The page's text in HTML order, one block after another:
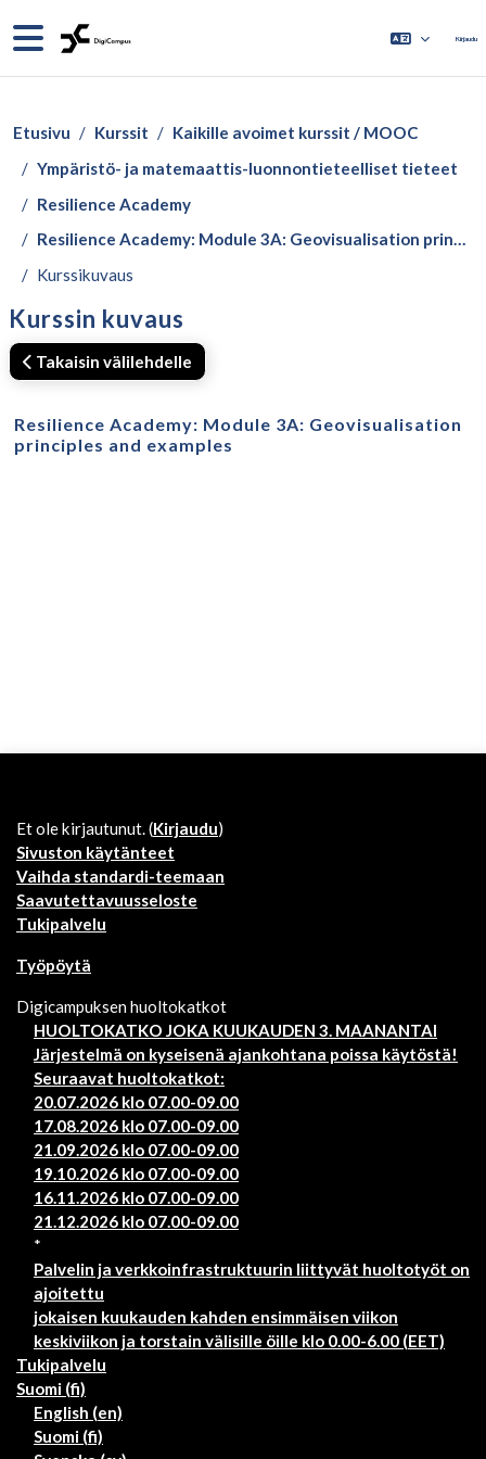
Sivupaneeli Kirjaudu
Etusivu Kurssit
Kaikille avoimet kurssit / MOOC
Ympäristö- ja matemaattis-luonnontieteelliset tieteet
Resilience Academy
Resilience Academy: Module 3A: Geovisualisation principles and examples
Kurssikuvaus
Kurssin kuvaus
Takaisin välilehdelle
Resilience Academy: Module 3A: Geovisualisation
principles and examples
Et ole kirjautunut. (Kirjaudu)
Sivuston käytänteet
Vaihda standardi-teemaan
Saavutettavuusseloste
Tukipalvelu
Työpöytä
Digicampuksen huoltokatkot
HUOLTOKATKO JOKA KUUKAUDEN 3. MAANANTAI
Järjestelmä on kyseisenä ajankohtana poissa käytöstä!
Seuraavat huoltokatkot:
20.07.2026 klo 07.00-09.00
17.08.2026 klo 07.00-09.00
21.09.2026 klo 07.00-09.00
19.10.2026 klo 07.00-09.00
16.11.2026 klo 07.00-09.00
21.12.2026 klo 07.00-09.00
*
Palvelin ja verkkoinfrastruktuurin liittyvät huoltotyöt on
ajoitettu
jokaisen kuukauden kahden ensimmäisen viikon
keskiviikon ja torstain välisille öille klo 0.00-6.00 (EET)
Tukipalvelu
Suomi ‎(fi)‎
English ‎(en)‎
Suomi ‎(fi)‎